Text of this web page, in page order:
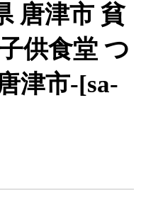
唐津市 貧
供食堂 つ
津市-[sa-